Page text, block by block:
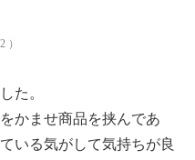
）
た。
かませ商品を挟んであ
いる気がして気持ちが良